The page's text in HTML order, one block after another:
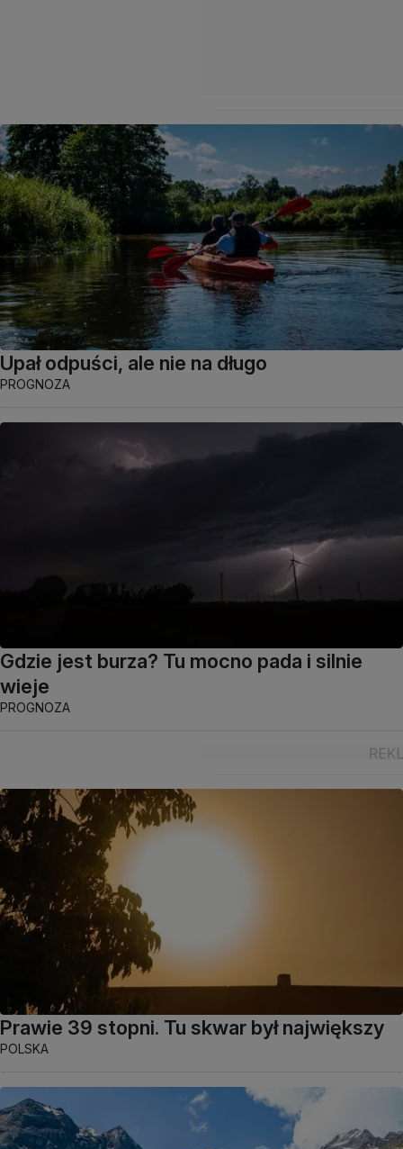
Upał odpuści, ale nie na długo
PROGNOZA
Gdzie jest burza? Tu mocno pada i silnie
wieje
PROGNOZA
Prawie 39 stopni. Tu skwar był największy
POLSKA